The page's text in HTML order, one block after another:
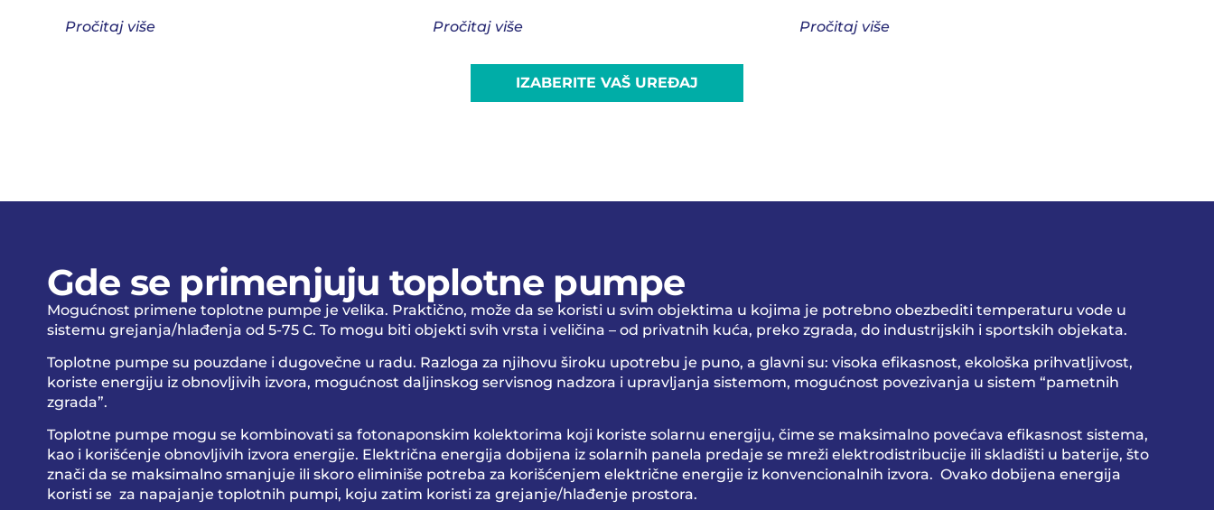
Pročitaj više Pročitaj više Pročitaj više
IZABERITE VAŠ UREĐAJ
Gde se primenjuju toplotne pumpe
Mogućnost primene toplotne pumpe je velika. Praktično, može da se koristi u svim objektima u kojima je potrebno obezbediti temperaturu vode u
sistemu grejanja/hlađenja od 5-75 C. To mogu biti objekti svih vrsta i veličina – od privatnih kuća, preko zgrada, do industrijskih i sportskih objekata.
Toplotne pumpe su pouzdane i dugovečne u radu. Razloga za njihovu široku upotrebu je puno, a glavni su: visoka efikasnost, ekološka prihvatljivost,
koriste energiju iz obnovljivih izvora, mogućnost daljinskog servisnog nadzora i upravljanja sistemom, mogućnost povezivanja u sistem “pametnih
zgrada”.
Toplotne pumpe mogu se kombinovati sa fotonaponskim kolektorima koji koriste solarnu energiju, čime se maksimalno povećava efikasnost sistema,
kao i korišćenje obnovljivih izvora energije. Električna energija dobijena iz solarnih panela predaje se mreži elektrodistribucije ili skladišti u baterije, što
znači da se maksimalno smanjuje ili skoro eliminiše potreba za korišćenjem električne energije iz konvencionalnih izvora. Ovako dobijena energija
koristi se za napajanje toplotnih pumpi, koju zatim koristi za grejanje/hlađenje prostora.